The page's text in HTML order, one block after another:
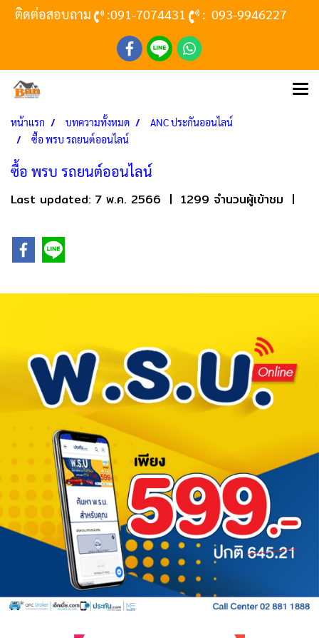
ติดต่อสอบถาม :091-7074431 : 093-9946227
หน้าแรก บทความทั้งหมด
ANC ประกันออนไลน์
ซื้อ พรบ รถยนต์ออนไลน์
ซื้อ พรบ รถยนต์ออนไลน์
Last updated: 7 พ.ค. 2566 | 1299 จำนวนผู้เข้าชม |